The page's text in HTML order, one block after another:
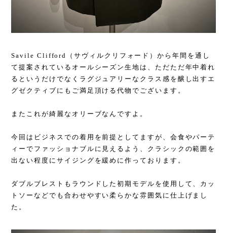
Savile Clifford（サヴィルクリフォード）から年間を通し
て提案されているオールシーズン生地は、ただただ年中着れ
るというだけでなくラグジュアリーなクラス感を醸し出すエ
グゼクティブにもご満足頂ける代物でございます。
またこれが綺麗なオリーブなんですよ。
今回はビジネスでの着用を前提としてますが、会食やパーテ
ィーでファッショナブルに見えるよう、クラシックの範囲を
出ない程度にサイジングを緩めに作っております。
ダブルブレストもラウンドした初期モデルを使用して、カッ
トソーなどでも合わせやすい柔らかな雰囲気に仕上げまし
た。